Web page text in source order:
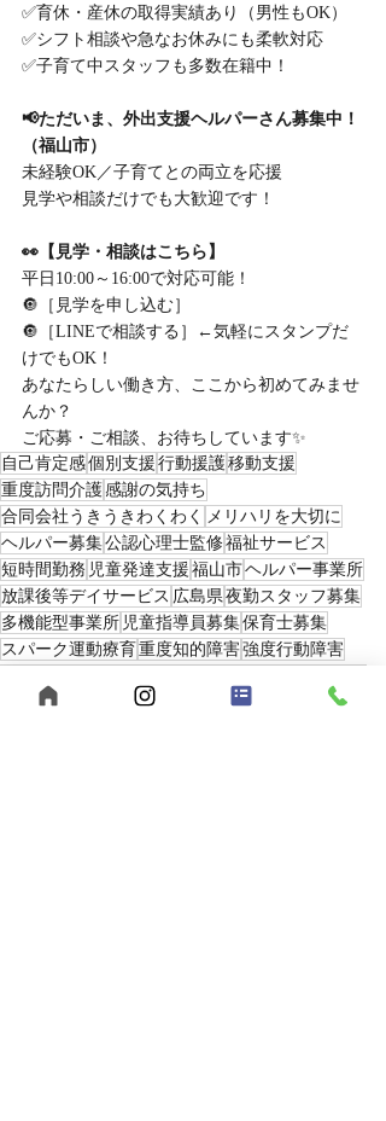
✅育休・産休の取得実績あり（男性もOK）
✅シフト相談や急なお休みにも柔軟対応
✅子育て中スタッフも多数在籍中！
📢ただいま、外出支援ヘルパーさん募集中！
（福山市）
未経験OK／子育てとの両立を応援
見学や相談だけでも大歓迎です！
👀【見学・相談はこちら】
平日10:00～16:00で対応可能！
🔘［見学を申し込む］
🔘［LINEで相談する］←気軽にスタンプだ
けでもOK！
あなたらしい働き方、ここから初めてみませ
んか？
ご応募・ご相談、お待ちしています✨
自己肯定感個別支援 行動援護移動支援
重度訪問介護感謝の気持ち
合同会社うきうきわくわく
メリハリを大切に
ヘルパー募集公認心理士監修福祉サービス
短時間勤務 児童発達支援 福山市ヘルパー事業所
放課後等デイサービス 広島県 夜勤スタッフ募集
多機能型事業所 児童指導員募集保育士募集
スパーク運動療育重度知的障害強度行動障害
思いやり